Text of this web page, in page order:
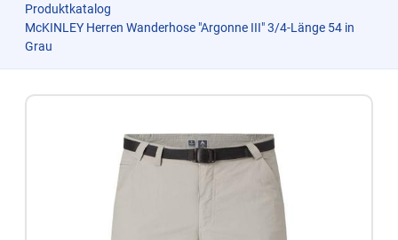
Produktkatalog
McKINLEY Herren Wanderhose "Argonne III" 3/4-Länge 54 in
Grau